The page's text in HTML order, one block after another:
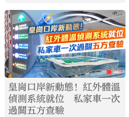
皇崗口岸新動態！紅外體溫
偵測系統就位 私家車一次
過關五方查驗